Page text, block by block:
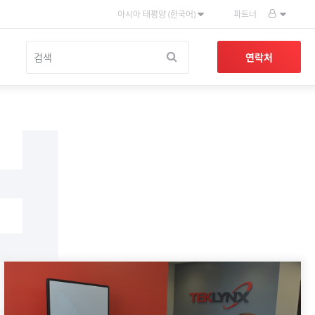
아시아 태평양 (한국어) 파트너
연락처